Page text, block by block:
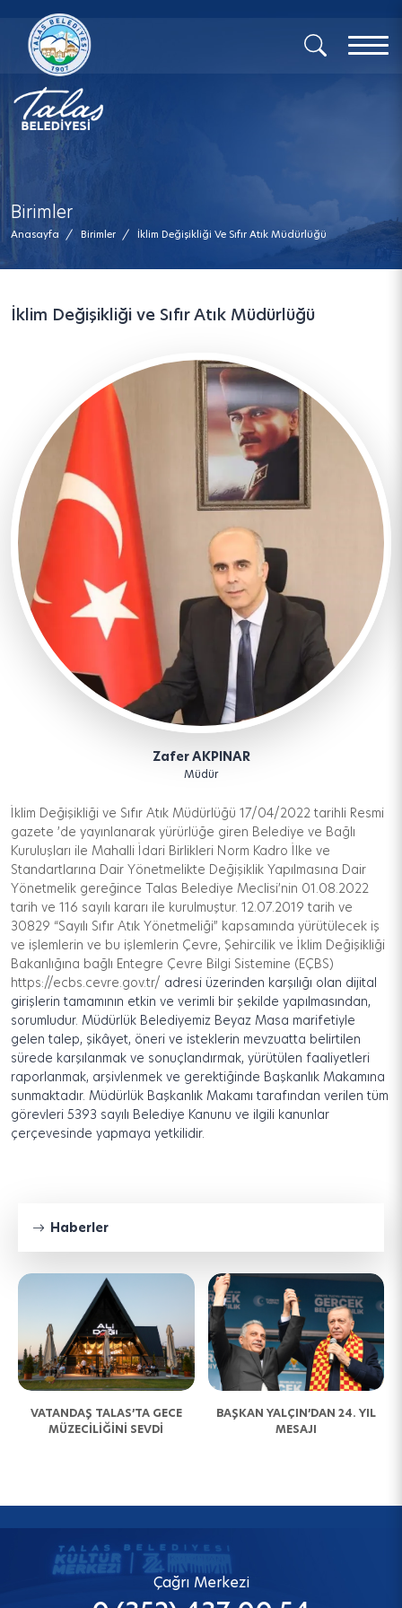
x
Birimler
Anasayfa / Birimler / İklim Değişikliği Ve Sıfır Atık Müdürlüğü
İklim Değişikliği ve Sıfır Atık Müdürlüğü
Zafer AKPINAR
Müdür
İklim Değişikliği ve Sıfır Atık Müdürlüğü 17/04/2022 tarihli Resmi
gazete ’de yayınlanarak yürürlüğe giren Belediye ve Bağlı
Kuruluşları ile Mahalli İdari Birlikleri Norm Kadro İlke ve
Standartlarına Dair Yönetmelikte Değişiklik Yapılmasına Dair
Yönetmelik gereğince Talas Belediye Meclisi’nin 01.08.2022
tarih ve 116 sayılı kararı ile kurulmuştur. 12.07.2019 tarih ve
30829 “Sayılı Sıfır Atık Yönetmeliği” kapsamında yürütülecek iş
ve işlemlerin ve bu işlemlerin Çevre, Şehircilik ve İklim Değişikliği
Bakanlığına bağlı Entegre Çevre Bilgi Sistemine (EÇBS)
https://ecbs.cevre.gov.tr/ adresi üzerinden karşılığı olan dijital
girişlerin tamamının etkin ve verimli bir şekilde yapılmasından,
sorumludur. Müdürlük Belediyemiz Beyaz Masa marifetiyle
gelen talep, şikâyet, öneri ve isteklerin mevzuatta belirtilen
sürede karşılanmak ve sonuçlandırmak, yürütülen faaliyetleri
raporlanmak, arşivlenmek ve gerektiğinde Başkanlık Makamına
sunmaktadır. Müdürlük Başkanlık Makamı tarafından verilen tüm
görevleri 5393 sayılı Belediye Kanunu ve ilgili kanunlar
çerçevesinde yapmaya yetkilidir.
Haberler
VATANDAŞ TALAS’TA GECE
MÜZECİLİĞİNİ SEVDİ
BAŞKAN YALÇIN’DAN 24. YIL
MESAJI
Çağrı Merkezi